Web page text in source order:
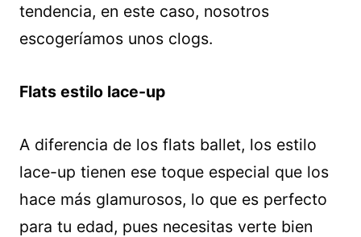
tendencia, en este caso, nosotros
escogeríamos unos clogs.
Flats estilo lace-up
A diferencia de los flats ballet, los estilo
lace-up tienen ese toque especial que los
hace más glamurosos, lo que es perfecto
para tu edad, pues necesitas verte bien